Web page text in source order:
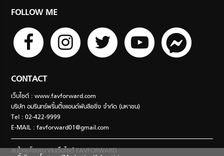
FOLLOW ME
CONTACT
เว็บไซต์ : www.favforward.com
บริษัท อมรินทร์พริ้นติ้งแอนด์พับลิชชิ่ง จำกัด (มหาชน)
Tel : 02-422-9999
E-MAIL :favforward01@gmail.com
สนใจลงโฆษณากับเว็บไซต์ FAVFORWARD